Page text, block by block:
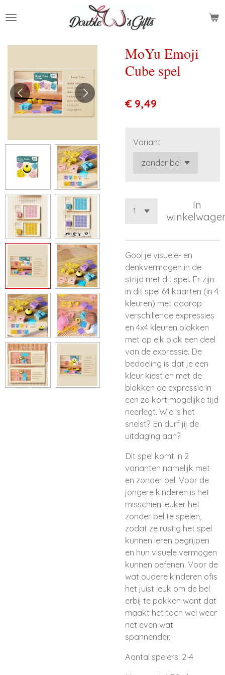
direct
de
MoYu Emoji
Cube spel
€ 9,49
Variant
In
Gooi je visuele- en
denkvermogen in de
strijd met dit spel. Er zijn
in dit spel 64 kaarten (in 4
kleuren) met daarop
verschillende expressies
en 4x4 kleuren blokken
met op elk blok een deel
van de expressie. De
bedoeling is dat je een
kleur kiest en met de
blokken de expressie in
een zo kort mogelijke tijd
neerlegt. Wie is het
snelst? En durf jij de
uitdaging aan?
Dit spel komt in 2
varianten namelijk met
en zonder bel. Voor de
jongere kinderen is het
misschien leuker het
zonder bel te spelen,
zodat ze rustig het spel
kunnen leren begrijpen
en hun visuele vermogen
kunnen oefenen. Voor de
wat oudere kinderen ofis
het juist leuk om de bel
erbij te pakken want dat
maakt het toch wel weer
net even wat
spannender.
Aantal spelers: 2-4